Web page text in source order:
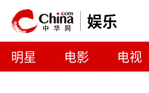
娱乐
明星 电影 电视